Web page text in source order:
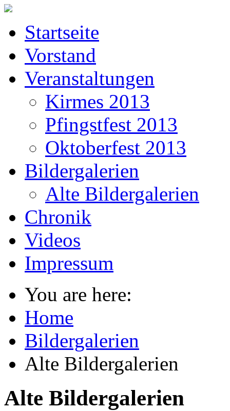
Startseite
Vorstand
Veranstaltungen
Kirmes 2013
Pfingstfest 2013
Oktoberfest 2013
Bildergalerien
Alte Bildergalerien
Chronik
Videos
Impressum
You are here:
Home
Bildergalerien
Alte Bildergalerien
Alte Bildergalerien